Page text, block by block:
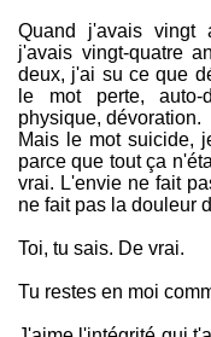
Quand j'avais vingt
j'avais vingt-quatre
deux, j'ai su ce que
le mot perte, auto-
physique, dévoration.
Mais le mot suicide,
parce que tout ça
vrai. L'envie ne fait
ne fait pas la douleur
Toi, tu sais. De vrai.
Tu restes en moi